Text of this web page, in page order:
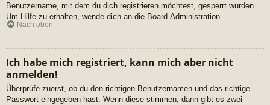
Benutzername, mit dem du dich registrieren möchtest, gesperrt wurden.
Um Hilfe zu erhalten, wende dich an die Board-Administration.
Nach oben
Ich habe mich registriert, kann mich aber nicht
anmelden!
Überprüfe zuerst, ob du den richtigen Benutzernamen und das richtige
Passwort eingegeben hast. Wenn diese stimmen, dann gibt es zwei